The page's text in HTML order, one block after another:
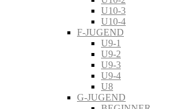
U10-3
U10-4
F-JUGEND
U9-1
U9-2
U9-3
U9-4
U8
G-JUGEND